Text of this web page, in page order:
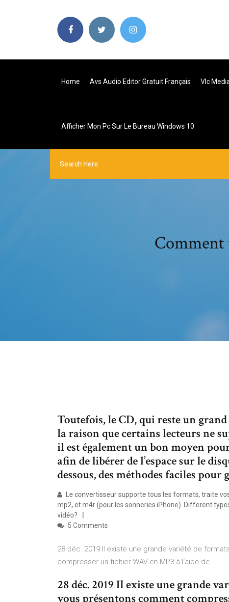
Home Avs Audio Editor Gratuit Français Vlc
Afficher Mon Pc Sur Le Bureau Windows 10
Comment
Toutefois, le CD, qui reste un
la raison que certains lecteurs ne
il est également un bon moyen
afin de libérer de l’espace sur le
dessous, des méthodes faciles
Le convertisseur supporte tous les formats, traite
mp2, et m4r (pour les sonneries iPhone). Different
vidéo?
5 Comments
28 déc. 2019 Il existe une grande variété de
compresser un fichier WAV en MP3 à l'aide de
28 déc. 2019 Il existe une grande
vous présentons comment